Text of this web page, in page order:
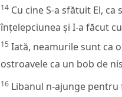
14 Cu cine S-a sfătuit El,
înțelepciunea și I-a făcut
15 Iată, neamurile sunt ca
ostroavele ca un bob de
16 Libanul n-ajunge